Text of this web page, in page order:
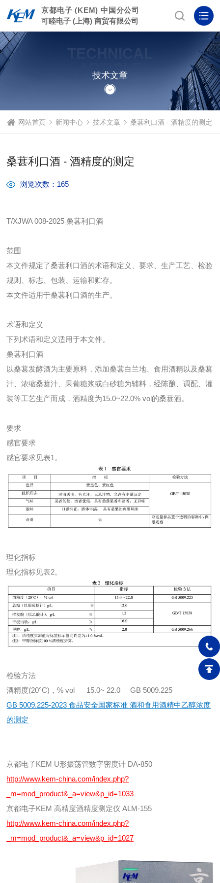
京都电子 (KEM) 中国分公司
可睦电子 (上海) 商贸有限公司
ARTICLE
技术文章
网站首页 新闻中心 技术文章 桑葚利口酒 - 酒精度的测定
桑葚利口酒 - 酒精度的测定
浏览次数：165
T/XJWA 008-2025 桑葚利口酒
范围
本文件规定了桑葚利口酒的术语和定义、要求、生产工艺、检验
规则、标志、包装、运输和贮存。
本文件适用于桑葚利口酒的生产。
术语和定义
下列术语和定义适用于本文件。
桑葚利口酒
以桑葚发酵酒为主要原料，添加桑葚白兰地、食用酒精以及桑葚
汁、浓缩桑葚汁、果葡糖浆或白砂糖为辅料，经陈酿、调配、灌
装等工艺生产而成，酒精度为15.0~22.0% vol的桑葚酒。
要求
感官要求
感官要求见表1。
理化指标
理化指标见表2。
检验方法
酒精度(20°C)，% vol 15.0~ 22.0 GB 5009.225
GB 5009.225-2023 食品安全国家标准 酒和食用酒精中乙醇浓度
的测定
京都电子KEM U形振荡管数字密度计 DA-850
http://www.kem-china.com/index.php?
_m=mod_product&_a=view&p_id=1033
京都电子KEM 高精度酒精度测定仪 ALM-155
http://www.kem-china.com/index.php?
_m=mod_product&_a=view&p_id=1027